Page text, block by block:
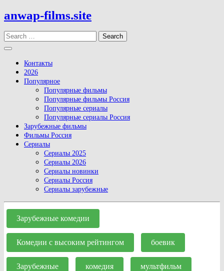
Skip
to
content
anwap-films.site
Search
Open
Button
Контакты
2026
Популярное
Популярные фильмы
Популярные фильмы Россия
Популярные сериалы
Популярные сериалы Россия
Зарубежные фильмы
Фильмы Россия
Сериалы
Сериалы 2025
Сериалы 2026
Сериалы новинки
Сериалы Россия
Сериалы зарубежные
Close
Button
Зарубежные комедии
Комедии с высоким рейтингом боевик
Зарубежные комедия мультфильм